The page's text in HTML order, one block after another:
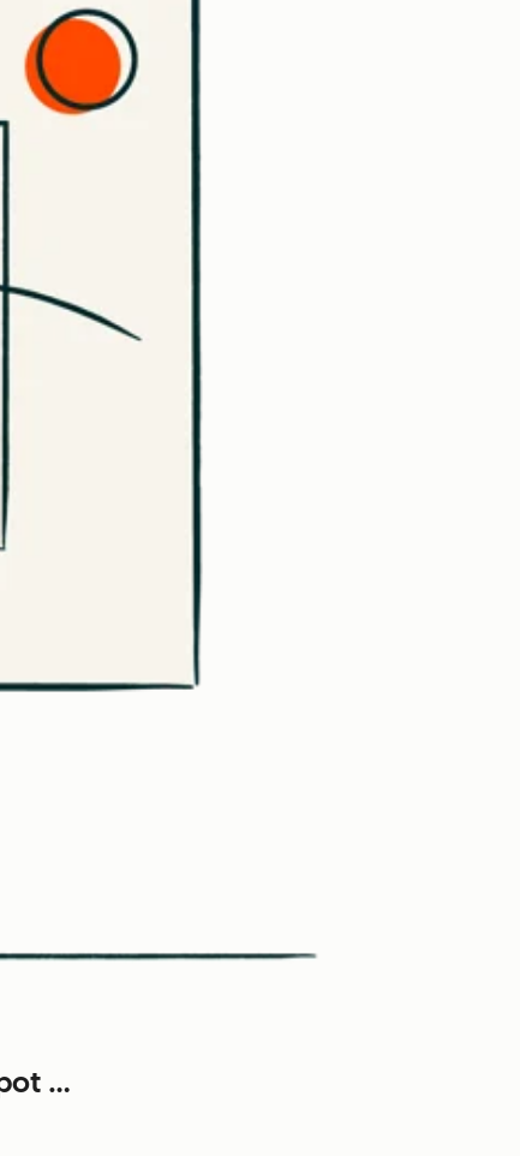
…